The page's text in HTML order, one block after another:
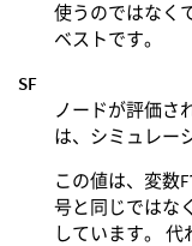
使うのではなくて
ベストです。
SF
ノードが評価さ
は、シミュレー
この値は、変数
号と同じではなく
しています。